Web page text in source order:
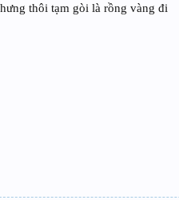
thôi tạm gòi là rồng vàng đi